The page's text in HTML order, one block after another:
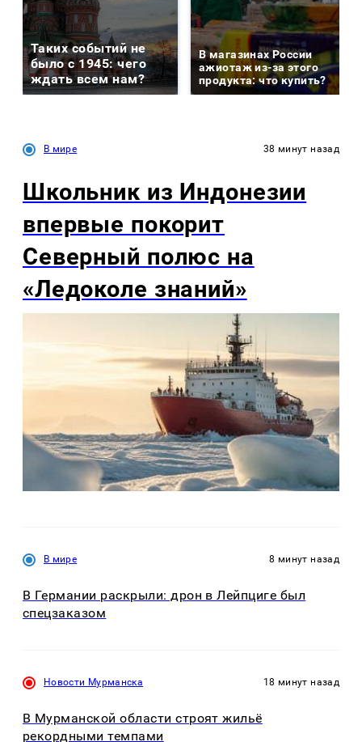
Таких событий не
было с 1945: чего
ждать всем нам?
В магазинах России
ажиотаж из-за этого
продукта: что купить?
В мире 38 минут назад
Школьник из Индонезии
впервые покорит
Северный полюс на
«Ледоколе знаний»
В мире 8 минут назад
В Германии раскрыли: дрон в Лейпциге был
спецзаказом
Новости Мурманска 18 минут назад
В Мурманской области строят жильё
рекордными темпами